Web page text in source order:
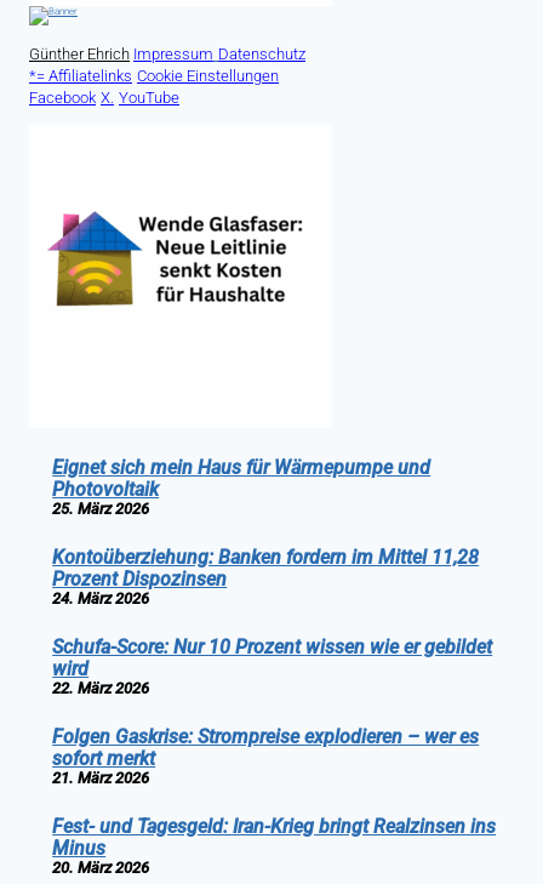
Günther Ehrich Impressum Datenschutz
*= Affiliatelinks Cookie Einstellungen
Facebook X. YouTube
Eignet sich mein Haus für Wärmepumpe und
Photovoltaik
25. März 2026
Kontoüberziehung: Banken fordern im Mittel 11,28
Prozent Dispozinsen
24. März 2026
Schufa-Score: Nur 10 Prozent wissen wie er gebildet
wird
22. März 2026
Folgen Gaskrise: Strompreise explodieren – wer es
sofort merkt
21. März 2026
Fest- und Tagesgeld: Iran-Krieg bringt Realzinsen ins
Minus
20. März 2026